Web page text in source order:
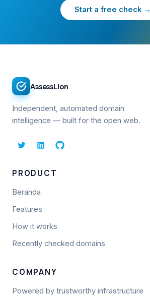
Start a free check →
AssessLion
Independent, automated domain
intelligence — built for the open web.
PRODUCT
Beranda
Features
How it works
Recently checked domains
COMPANY
Powered by trustworthy infrastructure